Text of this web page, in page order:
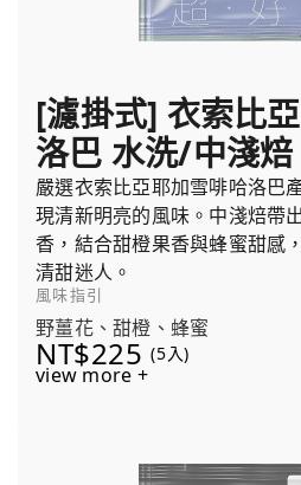
[濾掛式] 衣索比
洛巴 水洗/中淺焙
嚴選衣索比亞耶加雪啡哈洛巴
現清新明亮的風味。中淺焙帶
香，結合甜橙果香與蜂蜜甜感
清甜迷人。
風味指引
野薑花、甜橙、蜂蜜
NT$225 (5入)
view more +